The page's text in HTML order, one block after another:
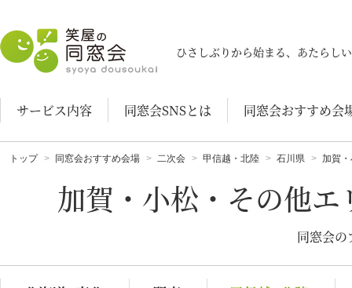
笑屋の同窓会
ひさしぶりから始まる、あたらし
サービス内容 同窓会SNSとは 同窓会おすすめ会
トップ 同窓会おすすめ会場 二次会 甲信越・北陸 石川県 加賀
加賀・小松・その他
同窓会の